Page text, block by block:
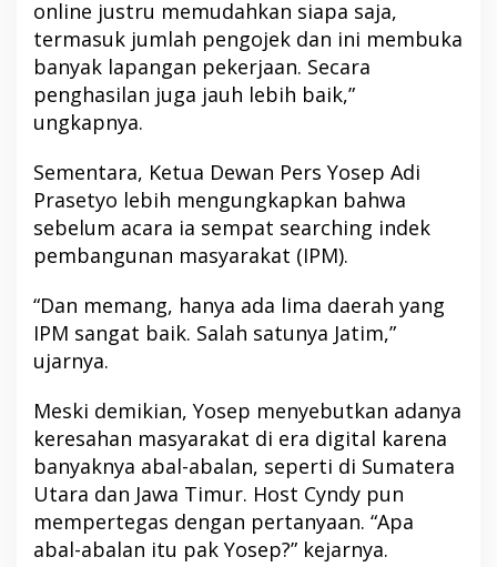
online justru memudahkan siapa saja,
termasuk jumlah pengojek dan ini membuka
banyak lapangan pekerjaan. Secara
penghasilan juga jauh lebih baik,”
ungkapnya.
Sementara, Ketua Dewan Pers Yosep Adi
Prasetyo lebih mengungkapkan bahwa
sebelum acara ia sempat searching indek
pembangunan masyarakat (IPM).
“Dan memang, hanya ada lima daerah yang
IPM sangat baik. Salah satunya Jatim,”
ujarnya.
Meski demikian, Yosep menyebutkan adanya
keresahan masyarakat di era digital karena
banyaknya abal-abalan, seperti di Sumatera
Utara dan Jawa Timur. Host Cyndy pun
mempertegas dengan pertanyaan. “Apa
abal-abalan itu pak Yosep?” kejarnya.